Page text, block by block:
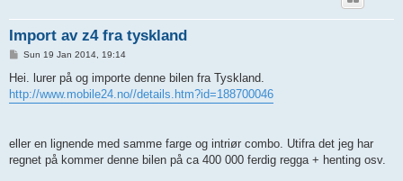
Import av z4 fra tyskland
P
s
Sun 19 Jan 2014, 19:14
Hei. lurer på og importe denne bilen fra Tyskland.
http://www.mobile24.no//details.htm?id=188700046
eller en lignende med samme farge og intriør combo. Utifra det jeg har
regnet på kommer denne bilen på ca 400 000 ferdig regga + henting osv.